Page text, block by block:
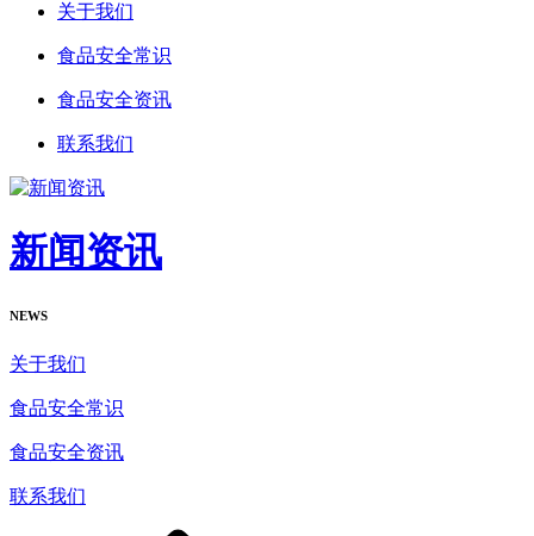
关于我们
食品安全常识
食品安全资讯
联系我们
新闻资讯
NEWS
关于我们
食品安全常识
食品安全资讯
联系我们